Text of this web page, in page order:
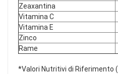
Zeaxantina
Vitamina C
Vitamina E
Zinco
Rame
*Valori Nutritivi di Riferimento